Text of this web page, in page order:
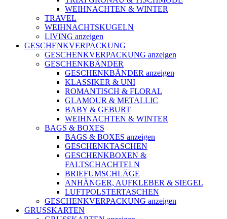
WEIHNACHTEN & WINTER
TRAVEL
WEIHNACHTSKUGELN
LIVING anzeigen
GESCHENKVERPACKUNG
GESCHENKVERPACKUNG anzeigen
GESCHENKBÄNDER
GESCHENKBÄNDER anzeigen
KLASSIKER & UNI
ROMANTISCH & FLORAL
GLAMOUR & METALLIC
BABY & GEBURT
WEIHNACHTEN & WINTER
BAGS & BOXES
BAGS & BOXES anzeigen
GESCHENKTASCHEN
GESCHENKBOXEN &
FALTSCHACHTELN
BRIEFUMSCHLÄGE
ANHÄNGER, AUFKLEBER & SIEGEL
LUFTPOLSTERTASCHEN
GESCHENKVERPACKUNG anzeigen
GRUSSKARTEN